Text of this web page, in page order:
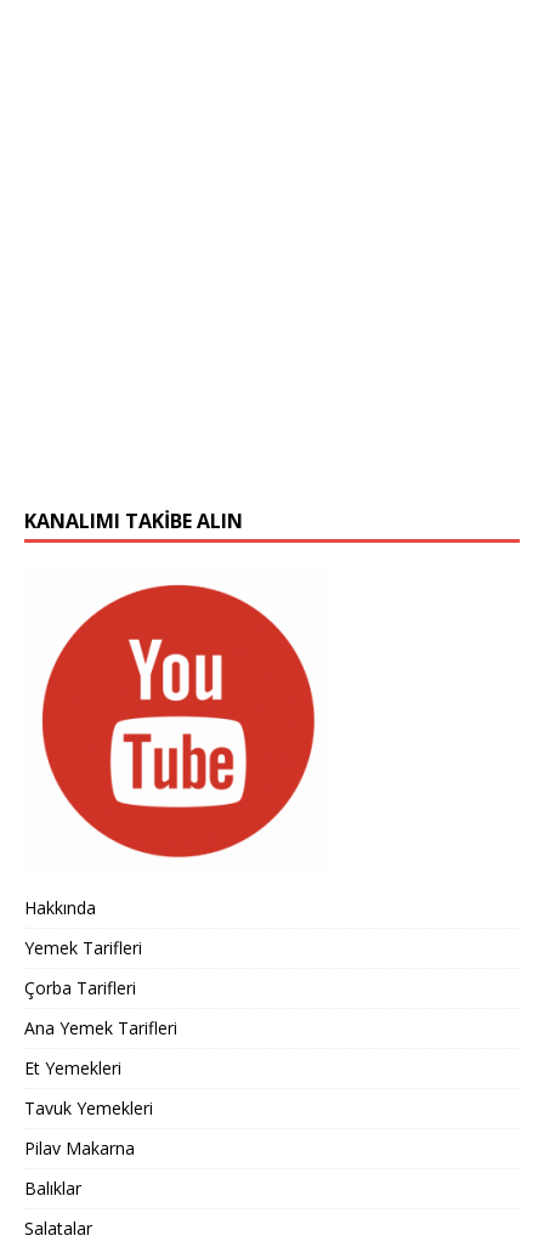
KANALIMI TAKIBE ALIN
Hakkında
Yemek Tarifleri
Çorba Tarifleri
Ana Yemek Tarifleri
Et Yemekleri
Tavuk Yemekleri
Pilav Makarna
Balıklar
Salatalar